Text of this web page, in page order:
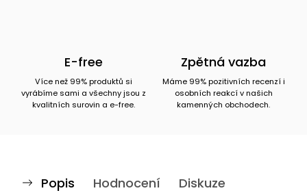
E-free
Více než 99% produktů si
vyrábíme sami a všechny jsou z
kvalitních surovin a e-free.
Zpětná vazba
Máme 99% pozitivních recenzí i
osobních reakcí v našich
kamenných obchodech.
Popis Hodnocení Diskuze